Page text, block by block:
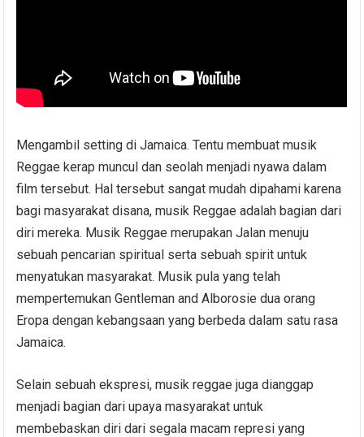
Mengambil setting di Jamaica. Tentu membuat musik
Reggae kerap muncul dan seolah menjadi nyawa dalam
film tersebut. Hal tersebut sangat mudah dipahami karena
bagi masyarakat disana, musik Reggae adalah bagian dari
diri mereka. Musik Reggae merupakan Jalan menuju
sebuah pencarian spiritual serta sebuah spirit untuk
menyatukan masyarakat. Musik pula yang telah
mempertemukan Gentleman and Alborosie dua orang
Eropa dengan kebangsaan yang berbeda dalam satu rasa
Jamaica.
Selain sebuah ekspresi, musik reggae juga dianggap
menjadi bagian dari upaya masyarakat untuk
membebaskan diri dari segala macam represi yang